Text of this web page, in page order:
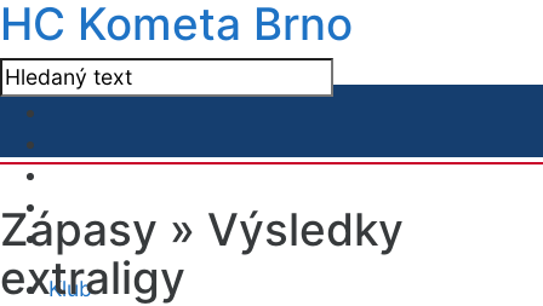
HC Kometa Brno
Klub
Zápasy » Výsledky
extraligy